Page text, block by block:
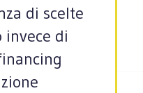
di scelte
invece di